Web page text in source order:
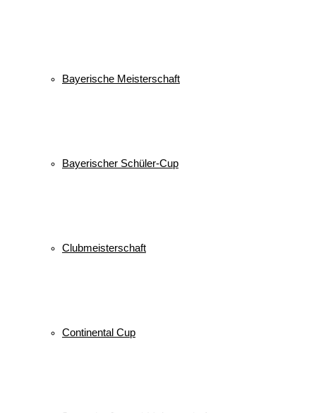
Bayerische Meisterschaft
Bayerischer Schüler-Cup
Clubmeisterschaft
Continental Cup